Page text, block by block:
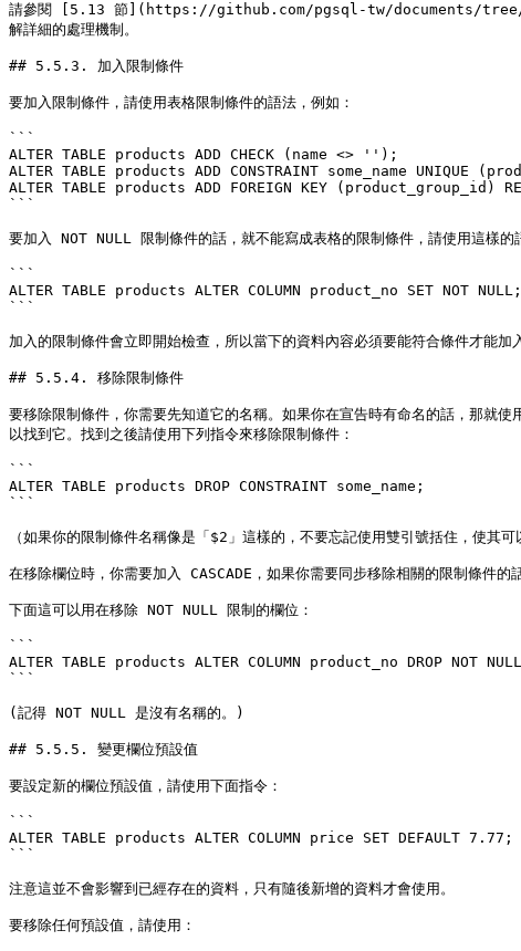
請參閱 [5.13 節](https://github.com/pgsql-tw/documents/tree/
解詳細的處理機制。
## 5.5.3. 加入限制條件
要加入限制條件，請使用表格限制條件的語法，例如：
```
ALTER TABLE products ADD CHECK (name <> '');
ALTER TABLE products ADD CONSTRAINT some_name UNIQUE
ALTER TABLE products ADD FOREIGN KEY (product_group_id)
```
要加入 NOT NULL 限制條件的話，就不能寫成表格的限制條件，請使用這樣的
```
ALTER TABLE products ALTER COLUMN product_no SET NOT NULL;
```
加入的限制條件會立即開始檢查，所以當下的資料內容必須要能符合條件才能加
## 5.5.4. 移除限制條件
要移除限制條件，你需要先知道它的名稱。如果你在宣告時有命名的話，那就
以找到它。找到之後請使用下列指令來移除限制條件：
```
ALTER TABLE products DROP CONSTRAINT some_name;
```
（如果你的限制條件名稱像是「$2」這樣的，不要忘記使用雙引號括住，使其可
在移除欄位時，你需要加入 CASCADE，如果你需要同步移除相關的限制條件的
下面這可以用在移除 NOT NULL 限制的欄位：
```
ALTER TABLE products ALTER COLUMN product_no DROP NOT
```
(記得 NOT NULL 是沒有名稱的。)
## 5.5.5. 變更欄位預設值
要設定新的欄位預設值，請使用下面指令：
```
ALTER TABLE products ALTER COLUMN price SET DEFAULT 7.77;
```
注意這並不會影響到已經存在的資料，只有隨後新增的資料才會使用。
要移除任何預設值，請使用：